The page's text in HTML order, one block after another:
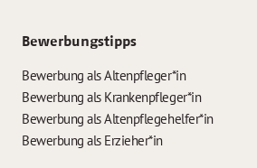
Bewerbungstipps
Bewerbung als Altenpfleger*in
Bewerbung als Krankenpfleger*in
Bewerbung als Altenpflegehelfer*in
Bewerbung als Erzieher*in